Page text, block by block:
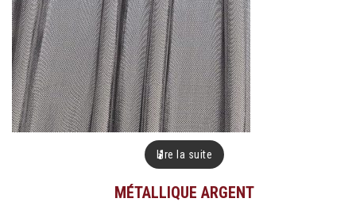
Lire la suite
MÉTALLIQUE ARGENT